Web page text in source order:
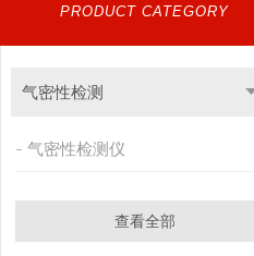
PRODUCT CATEGORY
气密性检测
气密性检测仪
查看全部